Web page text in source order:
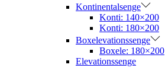
Kontinentalsenge
Konti: 140×200
Konti: 180×200
Boxelevationssenge
Boxele: 180×200
Elevationssenge